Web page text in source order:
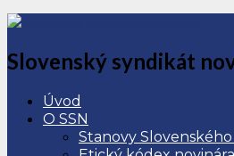
Slovenský syndikát
Úvod
O SSN
Stanovy